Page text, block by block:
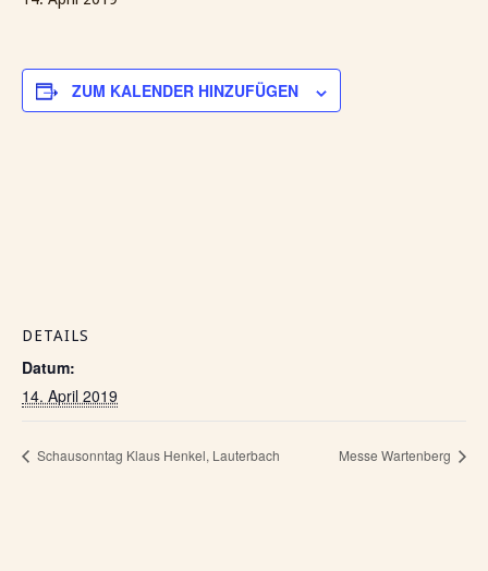
ZUM KALENDER HINZUFÜGEN
DETAILS
Datum:
14. April 2019
Schausonntag Klaus Henkel, Lauterbach Messe Wartenberg